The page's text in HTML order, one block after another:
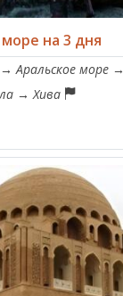
на 3 дня
→ Аральское море →
→ Хива